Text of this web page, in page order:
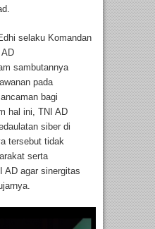
selaku Komandan
sambutannya
pada
bagi
hal ini, TNI AD
siber di
tersebut tidak
serta
AD agar sinergitas